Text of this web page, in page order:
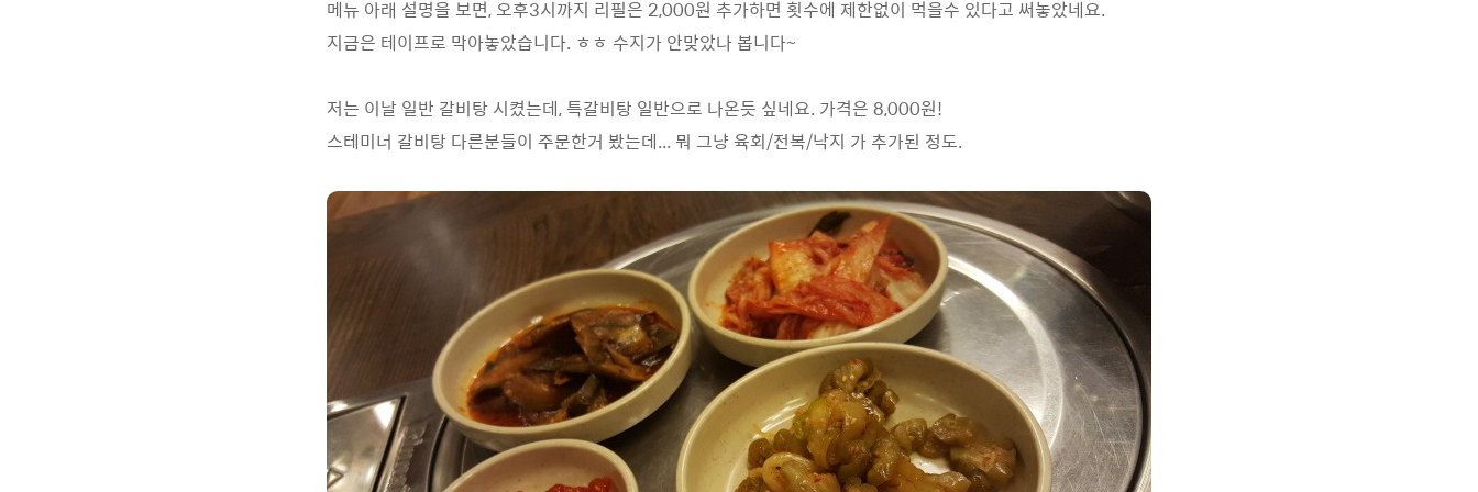
메뉴 아래 설명을 보면, 오후3시까지 리필은 2,000원 추가하면 횟수에 제한없이 먹을수 있다고 써놓았네요.
지금은 테이프로 막아놓았습니다. ㅎㅎ 수지가 안맞았나 봅니다~
저는 이날 일반 갈비탕 시켰는데, 특갈비탕 일반으로 나온듯 싶네요. 가격은 8,000원!
스테미너 갈비탕 다른분들이 주문한거 봤는데... 뭐 그냥 육회/전복/낙지 가 추가된 정도.